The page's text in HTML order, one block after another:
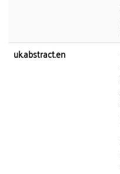
uk.abstract.en